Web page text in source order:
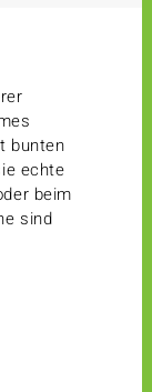
bunten
echte
beim
sind